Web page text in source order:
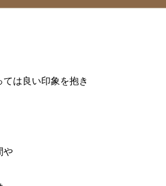
は良い印象を抱き
や